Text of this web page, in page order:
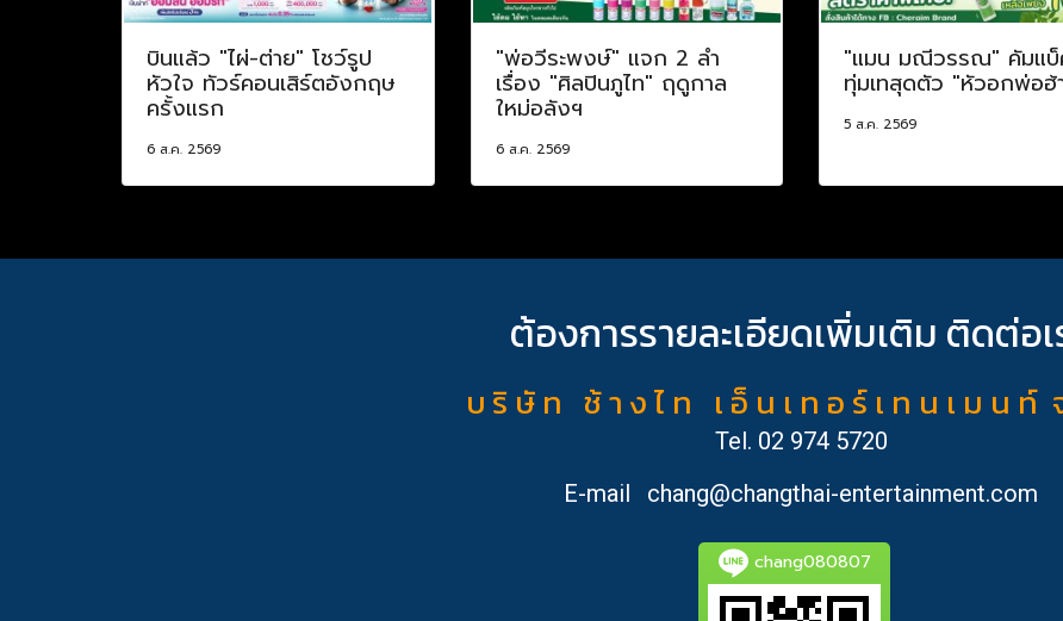
บินแล้ว "ไผ่-ต่าย" โชว์รูป
หัวใจ ทัวร์คอนเสิร์ตอังกฤษ
ครั้งแรก
6 ส.ค. 2569
"พ่อวีระพงษ์" แจก 2 ลำ
เรื่อง "ศิลปินภูไท" ฤดูกาล
ใหม่อลังฯ
6 ส.ค. 2569
"แมน มณีวรรณ" คัมแ
ทุ่มเทสุดตัว "หัวอกพ่อฮ้
5 ส.ค. 2569
ต้องการรายละเอียดเพิ่มเติม ติดต่อเ
บ ริ ษั ท ช้ า ง ไ ท เ อ็ น เ ท อ ร์ เ ท น เ ม น ท์
Tel. 02 974 5720
E-mail
chang@changthai-entertainment.com
chang080807